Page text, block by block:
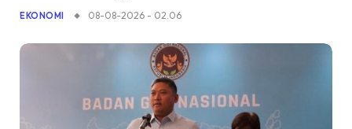
EKONOMI 08-08-2026 - 02.06